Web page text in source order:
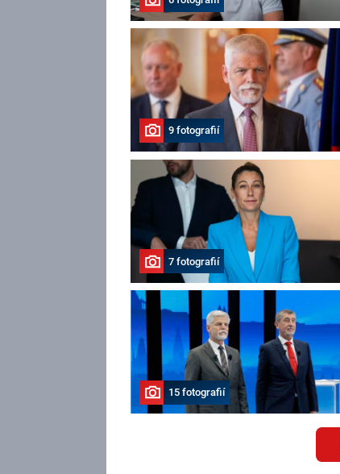
9 fotografií
7 fotografií
15 fotografií